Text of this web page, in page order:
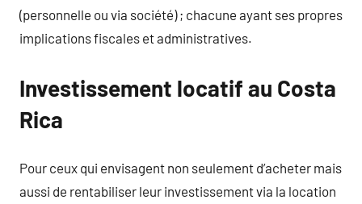
(personnelle ou via société) ; chacune ayant ses propres
implications fiscales et administratives.
Investissement locatif au Costa
Rica
Pour ceux qui envisagent non seulement d’acheter mais
aussi de rentabiliser leur investissement via la location